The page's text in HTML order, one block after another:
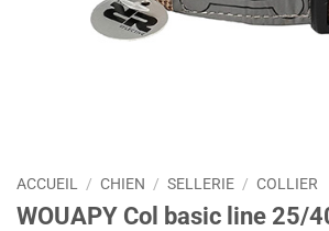
ACCUEIL / CHIEN / SELLERIE / COLLIER
WOUAPY Col basic line 25/